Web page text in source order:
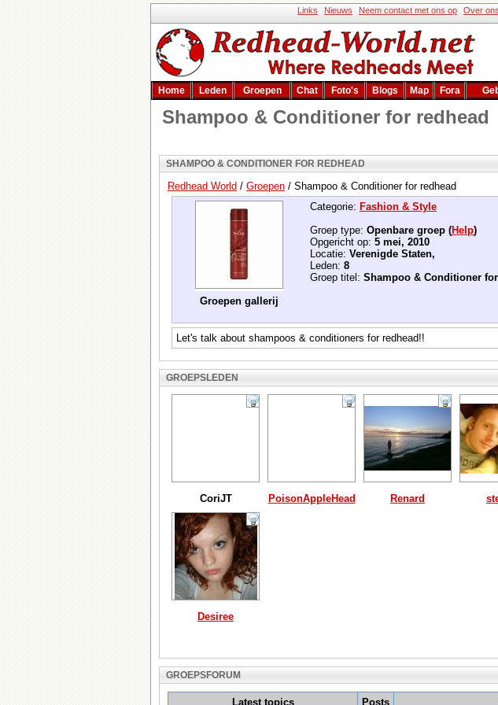
Links Nieuws Neem contact met ons op Over ons
Home Leden Groepen Chat Foto's Blogs Map Fora
Shampoo & Conditioner for redhead
SHAMPOO & CONDITIONER FOR REDHEAD
Redhead World / Groepen / Shampoo & Conditioner for redhead
Groepen gallerij
Categorie: Fashion & Style
Groep type: Openbare groep (Help)
Opgericht op: 5 mei, 2010
Locatie: Verenigde Staten,
Leden: 8
Groep titel: Shampoo & Conditioner
Let's talk about shampoos & conditioners for redhead!!
GROEPSLEDEN
CoriJT PoisonAppleHead Renard
Desiree
GROEPSFORUM
Latest topics Posts